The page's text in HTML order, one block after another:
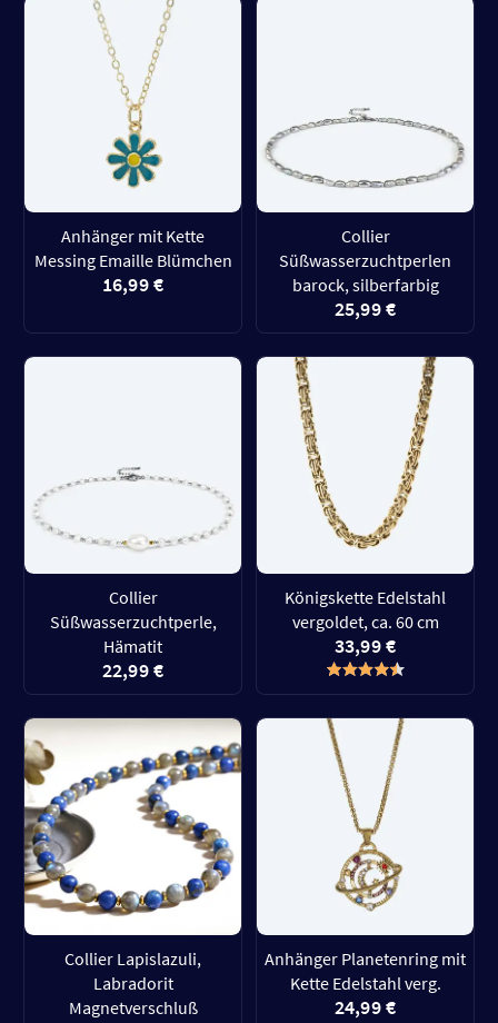
Anhänger mit Kette
Messing Emaille Blümchen
16,99 €
Collier
Süßwasserzuchtperlen
barock, silberfarbig
25,99 €
Collier
Süßwasserzuchtperle,
Hämatit
22,99 €
Königskette Edelstahl
vergoldet, ca. 60 cm
33,99 €
Collier Lapislazuli,
Labradorit
Magnetverschluß
Anhänger Planetenring mit
Kette Edelstahl verg.
24,99 €